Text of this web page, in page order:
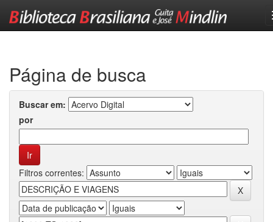
Página de busca
Buscar em:
por
Filtros correntes: